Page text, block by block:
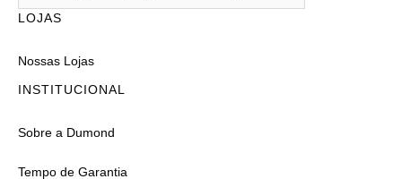
LOJAS
Nossas Lojas
INSTITUCIONAL
Sobre a Dumond
Tempo de Garantia